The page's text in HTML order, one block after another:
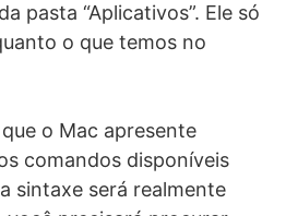
pasta “Aplicativos”. Ele só
o que temos no
o Mac apresente
comandos disponíveis
sintaxe será realmente